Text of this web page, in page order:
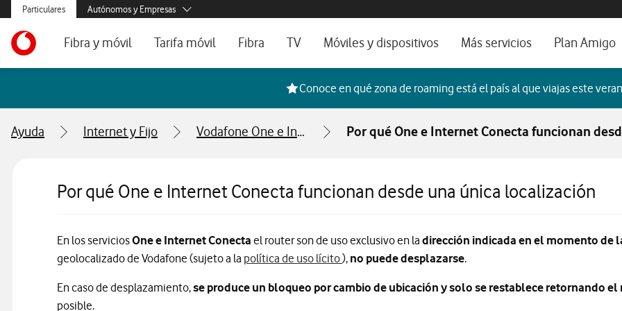
Menús secundarios. Enlace a particulares, empresas y autónomos, ayuda e idioma
Particulares
Menus de segmentación para empresas y autónomos
Autónomos y Empresas
Pymes
Ir a la pagina principal de vodafone.es
Fibra y móvil
Tarifas Fibra y Móvil
Tarifas Fibra y 2 Móvil
Configura tu tarifa
Tarifa móvil
Tarifas móvil prepago
Fibra
Tarifas de fibra
Internet portátil 5G
Consulta Cobertura
TV
Vodafone TV
Móviles y dispositivos
Imagen y Sonido
Ver todos
Más servicios
Alianza Vodafone e Iberdrola
Servicios avanzados
Plan Amigo
Conoce en qué zona de roaming está el país al que viajas este
Ayuda Internet y Fijo Vodafone One e Internet Conecta Por qué One e Internet Conecta funcionan
Por qué One e Internet Conecta funcionan desde una única localización
En los serviciosOne e Internet Conecta el router son de uso exclusivo en la dirección indicada en el momento de
geolocalizado de Vodafone (sujeto a la política de uso lícito), no puede desplazarse.
En caso de desplazamiento,se produce un bloqueo por cambio de ubicación y solo se restablece retornando
posible.